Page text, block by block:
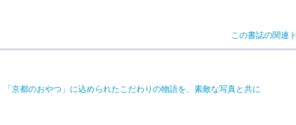
この書誌の関連
京都のおやつ」に込められたこだわりの物語を、素敵な写真と共に